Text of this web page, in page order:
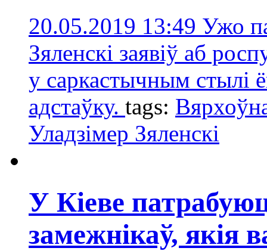
20.05.2019 13:49 Ужо
Зяленскі заявіў аб
у саркастычным стылі
адстаўку. tags:
Уладзімер Зяленскі
У Кіеве
замежнікаў, якія